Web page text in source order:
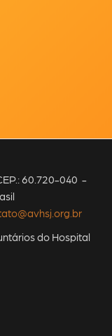
60.720-040 -
do Hospital